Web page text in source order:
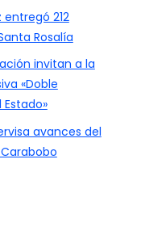
212
Rosalía
invitan a la
«Doble
avances del